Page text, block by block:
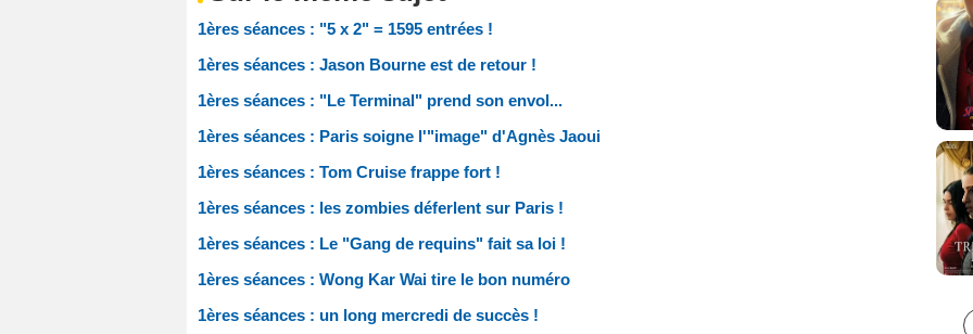
1ères séances : "5 x 2" = 1595 entrées !
1ères séances : Jason Bourne est de retour !
1ères séances : "Le Terminal" prend son envol...
1ères séances : Paris soigne l'"image" d'Agnès Jaoui
1ères séances : Tom Cruise frappe fort !
1ères séances : les zombies déferlent sur Paris !
1ères séances : Le "Gang de requins" fait sa loi !
1ères séances : Wong Kar Wai tire le bon numéro
1ères séances : un long mercredi de succès !